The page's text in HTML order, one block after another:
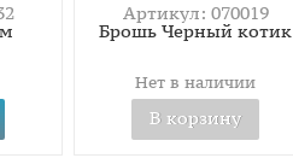
Артикул: 070019
Брошь Черный котик
Нет в наличии
В корзину